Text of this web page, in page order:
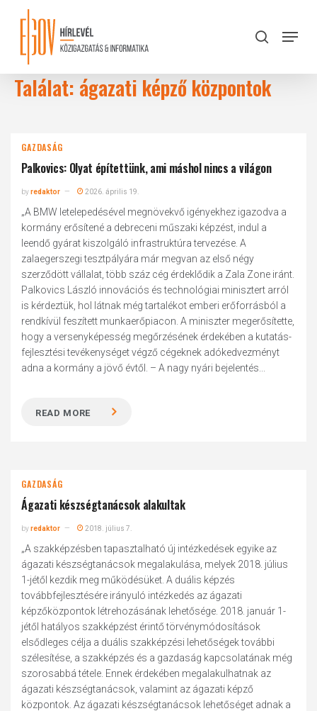
content
search
Menu
Találat: ágazati képző központok
GAZDASÁG
Palkovics: Olyat építettünk, ami máshol nincs a világon
byredaktor 2026. április 19.
„A BMW letelepedésével megnövekvő igényekhez igazodva a
kormány erősítené a debreceni műszaki képzést, indul a
leendő gyárat kiszolgáló infrastruktúra tervezése. A
zalaegerszegi tesztpályára már megvan az első négy
szerződött vállalat, több száz cég érdeklődik a Zala Zone iránt.
Palkovics László innovációs és technológiai minisztert arról
is kérdeztük, hol látnak még tartalékot emberi erőforrásból a
rendkívül feszített munkaerőpiacon. A miniszter megerősítette,
hogy a versenyképesség megőrzésének érdekében a kutatás-
fejlesztési tevékenységet végző cégeknek adókedvezményt
adna a kormány a jövő évtől. – A nagy nyári bejelentés...
READ MORE
GAZDASÁG
Ágazati készségtanácsok alakultak
byredaktor 2018. július 7.
„A szakképzésben tapasztalható új intézkedések egyike az
ágazati készségtanácsok megalakulása, melyek 2018. július
1-jétől kezdik meg működésüket. A duális képzés
továbbfejlesztésére irányuló intézkedés az ágazati
képzőközpontok létrehozásának lehetősége. 2018. január 1-
jétől hatályos szakképzést érintő törvénymódosítások
elsődleges célja a duális szakképzési lehetőségek további
szélesítése, a szakképzés és a gazdaság kapcsolatának még
szorosabbá tétele. Ennek érdekében megalakulhatnak az
ágazati készségtanácsok, valamint az ágazati képző
központok. Az ágazati készségtanácsok lehetőséget adnak a
Close